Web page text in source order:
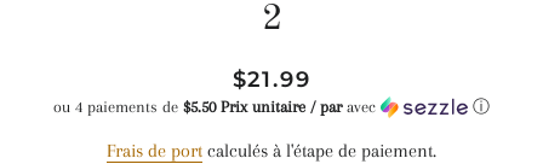
2
Prix
régulier
Prix
réduit
$21.99
ou 4 paiements de $5.50 Prix unitaire / paravec ⓘ
Frais de port calculés à l'étape de paiement.